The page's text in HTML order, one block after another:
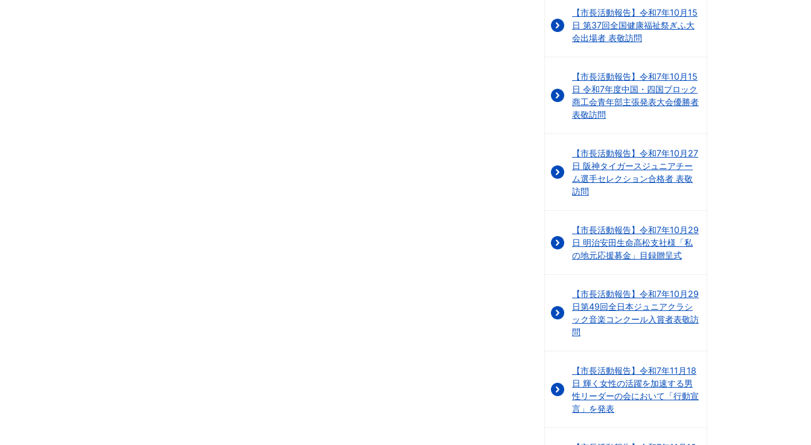
【市長活動報告】令和7年10月15
日 第37回全国健康福祉祭ぎふ大
会出場者 表敬訪問
【市長活動報告】令和7年10月15
日 令和7年度中国・四国ブロック
商工会青年部主張発表大会優勝者
表敬訪問
【市長活動報告】令和7年10月27
日 阪神タイガースジュニアチー
ム選手セレクション合格者 表敬
訪問
【市長活動報告】令和7年10月29
日 明治安田生命高松支社様「私
の地元応援募金」目録贈呈式
【市長活動報告】令和7年10月29
日第49回全日本ジュニアクラシ
ック音楽コンクール入賞者表敬訪
問
【市長活動報告】令和7年11月18
日 輝く女性の活躍を加速する男
性リーダーの会において「行動宣
言」を発表